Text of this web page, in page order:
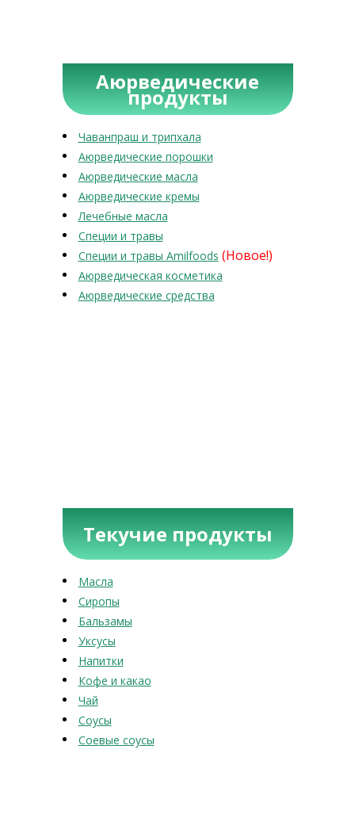
Аюрведические
продукты
Чаванпраш и трипхала
Аюрведические порошки
Аюрведические масла
Аюрведические кремы
Лечебные масла
Специи и травы
Специи и травы Amilfoods (Новое!)
Аюрведическая косметика
Аюрведические средства
Текучие продукты
Масла
Сиропы
Бальзамы
Уксусы
Напитки
Кофе и какао
Чай
Соусы
Соевые соусы